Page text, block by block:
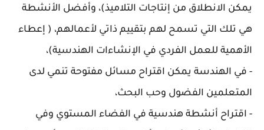
يمكن الانطلاق من إنتاجات التلاميذ)، وأفضل الأنشطة
هي تلك التي تسمح لهم بتقييم ذاتي لأعمالهم، ( إعطاء
الأهمية للعمل الفردي في الإنشاءات الهندسية)،
- في الهندسة يمكن اقتراح مسائل مفتوحة تنمي لدى
المتعلمين الفضول وحب البحث،
- اقتراح أنشطة هندسية في الفضاء المستوي وفي